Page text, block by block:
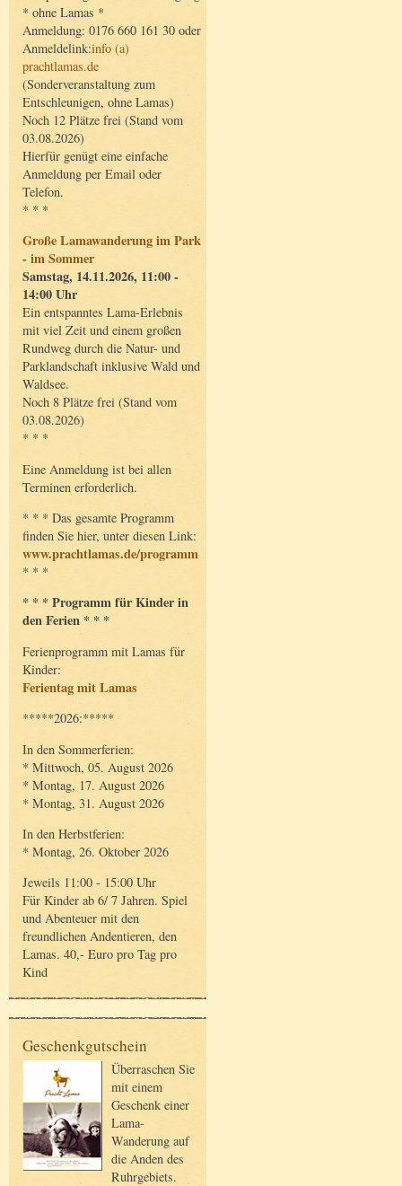
* ohne Lamas *
Anmeldung: 0176 660 161 30 oder
Anmeldelink:info (a)
prachtlamas.de
(Sonderveranstaltung zum
Entschleunigen, ohne Lamas)
Noch 12 Plätze frei (Stand vom
03.08.2026)
Hierfür genügt eine einfache
Anmeldung per Email oder
Telefon.
* * *
Große Lamawanderung im Park
- im Sommer
Samstag, 14.11.2026, 11:00 -
14:00 Uhr
Ein entspanntes Lama-Erlebnis
mit viel Zeit und einem großen
Rundweg durch die Natur- und
Parklandschaft inklusive Wald und
Waldsee.
Noch 8 Plätze frei (Stand vom
03.08.2026)
* * *
Eine Anmeldung ist bei allen
Terminen erforderlich.
* * * Das gesamte Programm
finden Sie hier, unter diesen Link:
www.prachtlamas.de/programm
* * *
* * * Programm für Kinder in
den Ferien * * *
Ferienprogramm mit Lamas für
Kinder:
Ferientag mit Lamas
*****2026:*****
In den Sommerferien:
* Mittwoch, 05. August 2026
* Montag, 17. August 2026
* Montag, 31. August 2026
In den Herbstferien:
* Montag, 26. Oktober 2026
Jeweils 11:00 - 15:00 Uhr
Für Kinder ab 6/ 7 Jahren. Spiel
und Abenteuer mit den
freundlichen Andentieren, den
Lamas. 40,- Euro pro Tag pro
Kind
Geschenkgutschein
Überraschen Sie
mit einem
Geschenk einer
Lama-
Wanderung auf
die Anden des
Ruhrgebiets.